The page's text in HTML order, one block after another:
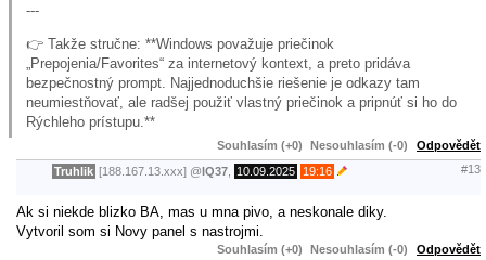
---
👉 Takže stručne: **Windows považuje priečinok
„Prepojenia/Favorites“ za internetový kontext, a preto pridáva
bezpečnostný prompt. Najjednoduchšie riešenie je odkazy tam
neumiestňovať, ale radšej použiť vlastný priečinok a pripnúť si ho do
Rýchleho prístupu.**
Souhlasím (+0) Nesouhlasím (-0) Odpovědět
Truhlik [188.167.13.xxx] @ IQ37 10.09.2025 19:16 #13
Ak si niekde blizko BA, mas u mna pivo, a neskonale diky.
Vytvoril som si Novy panel s nastrojmi.
Souhlasím (+0) Nesouhlasím (-0) Odpovědět